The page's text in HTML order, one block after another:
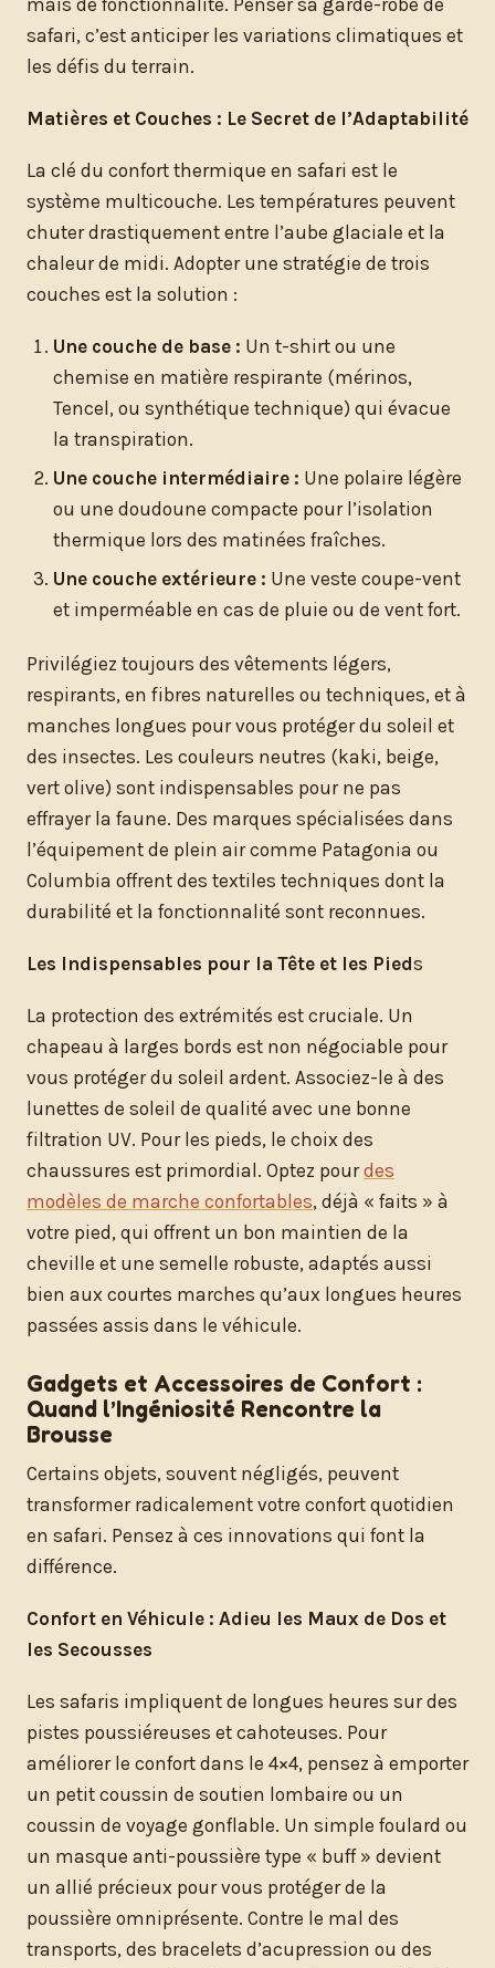
mais de fonctionnalité. Penser sa garde-robe de
safari, c’est anticiper les variations climatiques et
les défis du terrain.
Matières et Couches : Le Secret de l’Adaptabilité
La clé du confort thermique en safari est le
système multicouche. Les températures peuvent
chuter drastiquement entre l’aube glaciale et la
chaleur de midi. Adopter une stratégie de trois
couches est la solution :
Une couche de base : Un t-shirt ou une
chemise en matière respirante (mérinos,
Tencel, ou synthétique technique) qui évacue
la transpiration.
Une couche intermédiaire : Une polaire légère
ou une doudoune compacte pour l’isolation
thermique lors des matinées fraîches.
Une couche extérieure : Une veste coupe-vent
et imperméable en cas de pluie ou de vent fort.
Privilégiez toujours des vêtements légers,
respirants, en fibres naturelles ou techniques, et à
manches longues pour vous protéger du soleil et
des insectes. Les couleurs neutres (kaki, beige,
vert olive) sont indispensables pour ne pas
effrayer la faune. Des marques spécialisées dans
l’équipement de plein air comme Patagonia ou
Columbia offrent des textiles techniques dont la
durabilité et la fonctionnalité sont reconnues.
Les Indispensables pour la Tête et les Pieds
La protection des extrémités est cruciale. Un
chapeau à larges bords est non négociable pour
vous protéger du soleil ardent. Associez-le à des
lunettes de soleil de qualité avec une bonne
filtration UV. Pour les pieds, le choix des
chaussures est primordial. Optez pourdes
modèles de marche confortables, déjà « faits » à
votre pied, qui offrent un bon maintien de la
cheville et une semelle robuste, adaptés aussi
bien aux courtes marches qu’aux longues heures
passées assis dans le véhicule.
Gadgets et Accessoires de Confort :
Quand l’Ingéniosité Rencontre la
Brousse
Certains objets, souvent négligés, peuvent
transformer radicalement votre confort quotidien
en safari. Pensez à ces innovations qui font la
différence.
Confort en Véhicule : Adieu les Maux de Dos et
les Secousses
Les safaris impliquent de longues heures sur des
pistes poussiéreuses et cahoteuses. Pour
améliorer le confort dans le 4×4, pensez à emporter
un petit coussin de soutien lombaire ou un
coussin de voyage gonflable. Un simple foulard ou
un masque anti-poussière type « buff » devient
un allié précieux pour vous protéger de la
poussière omniprésente. Contre le mal des
transports, des bracelets d’acupression ou des